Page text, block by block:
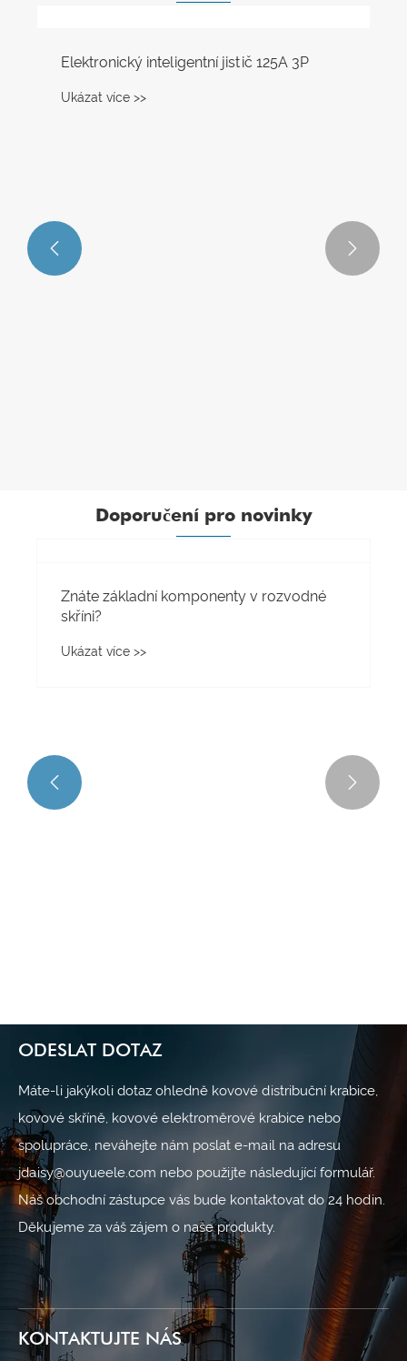
 
Doporučení pro novinky
 
ODESLAT DOTAZ
Máte-li jakýkoli dotaz ohledně kovové distribuční krabice,
kovové skříně, kovové elektroměrové krabice nebo
spolupráce, neváhejte nám poslat e-mail na adresu
jdaisy@ouyueele.com nebo použijte následující formulář.
Náš obchodní zástupce vás bude kontaktovat do 24 hodin.
Děkujeme za váš zájem o naše produkty.
KONTAKTUJTE NÁS